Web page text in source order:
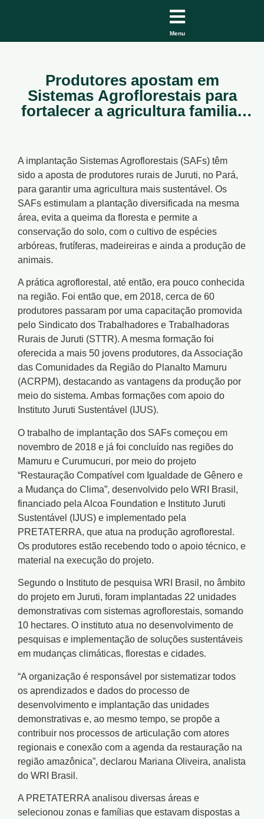
Menu
Produtores apostam em
Sistemas Agroflorestais para
fortalecer a agricultura familiar
A implantação Sistemas Agroflorestais (SAFs) têm
sido a aposta de produtores rurais de Juruti, no Pará,
para garantir uma agricultura mais sustentável. Os
SAFs estimulam a plantação diversificada na mesma
área, evita a queima da floresta e permite a
conservação do solo, com o cultivo de espécies
arbóreas, frutíferas, madeireiras e ainda a produção de
animais.
A prática agroflorestal, até então, era pouco conhecida
na região. Foi então que, em 2018, cerca de 60
produtores passaram por uma capacitação promovida
pelo Sindicato dos Trabalhadores e Trabalhadoras
Rurais de Juruti (STTR). A mesma formação foi
oferecida a mais 50 jovens produtores, da Associação
das Comunidades da Região do Planalto Mamuru
(ACRPM), destacando as vantagens da produção por
meio do sistema. Ambas formações com apoio do
Instituto Juruti Sustentável (IJUS).
O trabalho de implantação dos SAFs começou em
novembro de 2018 e já foi concluído nas regiões do
Mamuru e Curumucuri, por meio do projeto
“Restauração Compatível com Igualdade de Gênero e
a Mudança do Clima”, desenvolvido pelo WRI Brasil,
financiado pela Alcoa Foundation e Instituto Juruti
Sustentável (IJUS) e implementado pela
PRETATERRA, que atua na produção agroflorestal.
Os produtores estão recebendo todo o apoio técnico, e
material na execução do projeto.
Segundo o Instituto de pesquisa WRI Brasil, no âmbito
do projeto em Juruti, foram implantadas 22 unidades
demonstrativas com sistemas agroflorestais, somando
10 hectares. O instituto atua no desenvolvimento de
pesquisas e implementação de soluções sustentáveis
em mudanças climáticas, florestas e cidades.
“A organização é responsável por sistematizar todos
os aprendizados e dados do processo de
desenvolvimento e implantação das unidades
demonstrativas e, ao mesmo tempo, se propõe a
contribuir nos processos de articulação com atores
regionais e conexão com a agenda da restauração na
região amazônica”, declarou Mariana Oliveira, analista
do WRI Brasil.
A PRETATERRA analisou diversas áreas e
selecionou zonas e famílias que estavam dispostas a